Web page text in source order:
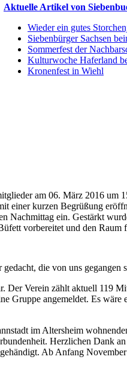
Aktuelle Artikel von
Wieder ein gutes
Siebenbürger Sachsen
Sommerfest der
Kulturwoche Haferland
Kronenfest in Wiehl
am 06. März 2016 um
einer kurzen Begrüßung
Nachmittag ein. Gestärkt
vorbereitet und den Raum
die von uns
Der Verein zählt aktuell 119
Gruppe angemeldet. Es
im Altersheim
Herzlichen Dank
Ab Anfang